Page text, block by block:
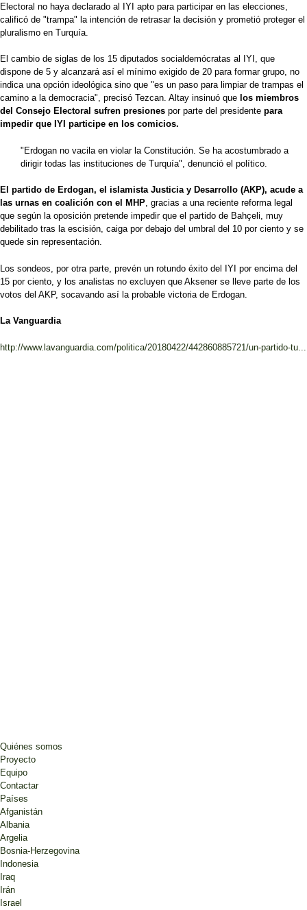
Electoral no haya declarado al IYI apto para participar en las elecciones,
calificó de "trampa" la intención de retrasar la decisión y prometió proteger el
pluralismo en Turquía.
El cambio de siglas de los 15 diputados socialdemócratas al IYI, que
dispone de 5 y alcanzará así el mínimo exigido de 20 para formar grupo, no
indica una opción ideológica sino que "es un paso para limpiar de trampas el
camino a la democracia", precisó Tezcan. Altay insinuó que los miembros
del Consejo Electoral sufren presiones por parte del presidente para
impedir que IYI participe en los comicios.
"Erdogan no vacila en violar la Constitución. Se ha acostumbrado a
dirigir todas las instituciones de Turquía", denunció el político.
El partido de Erdogan, el islamista Justicia y Desarrollo (AKP), acude a
las urnas en coalición con el MHP, gracias a una reciente reforma legal
que según la oposición pretende impedir que el partido de Bahçeli, muy
debilitado tras la escisión, caiga por debajo del umbral del 10 por ciento y se
quede sin representación.
Los sondeos, por otra parte, prevén un rotundo éxito del IYI por encima del
15 por ciento, y los analistas no excluyen que Aksener se lleve parte de los
votos del AKP, socavando así la probable victoria de Erdogan.
La Vanguardia
http://www.lavanguardia.com/politica/20180422/442860885721/un-partido-tu...
Quiénes somos
Proyecto
Equipo
Contactar
Países
Afganistán
Albania
Argelia
Bosnia-Herzegovina
Indonesia
Iraq
Irán
Israel